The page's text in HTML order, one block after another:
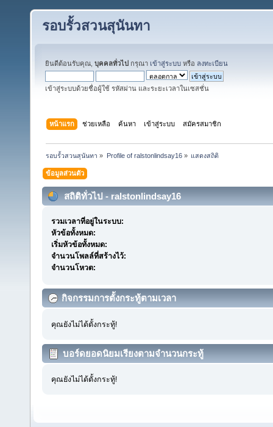
รอบรั้วสวนสุนันทา
ยินดีต้อนรับคุณ, บุคคลทั่วไป กรุณา เข้าสู่ระบบ หรือ ลงทะเบียน
เข้าสู่ระบบด้วยชื่อผู้ใช้ รหัสผ่าน และระยะเวลาในเซสชั่น
หน้าแรก ช่วยเหลือ ค้นหา เข้าสู่ระบบ สมัครสมาชิก
รอบรั้วสวนสุนันทา » Profile of ralstonlindsay16» แสดงสถิติ
ข้อมูลส่วนตัว
สถิติทั่วไป - ralstonlindsay16
รวมเวลาที่อยู่ในระบบ:
หัวข้อทั้งหมด:
เริ่มหัวข้อทั้งหมด:
จำนวนโพลล์ที่สร้างไว้:
จำนวนโหวต:
กิจกรรมการตั้งกระทู้ตามเวลา
คุณยังไม่ได้ตั้งกระทู้!
บอร์ดยอดนิยมเรียงตามจำนวนกระทู้
คุณยังไม่ได้ตั้งกระทู้!